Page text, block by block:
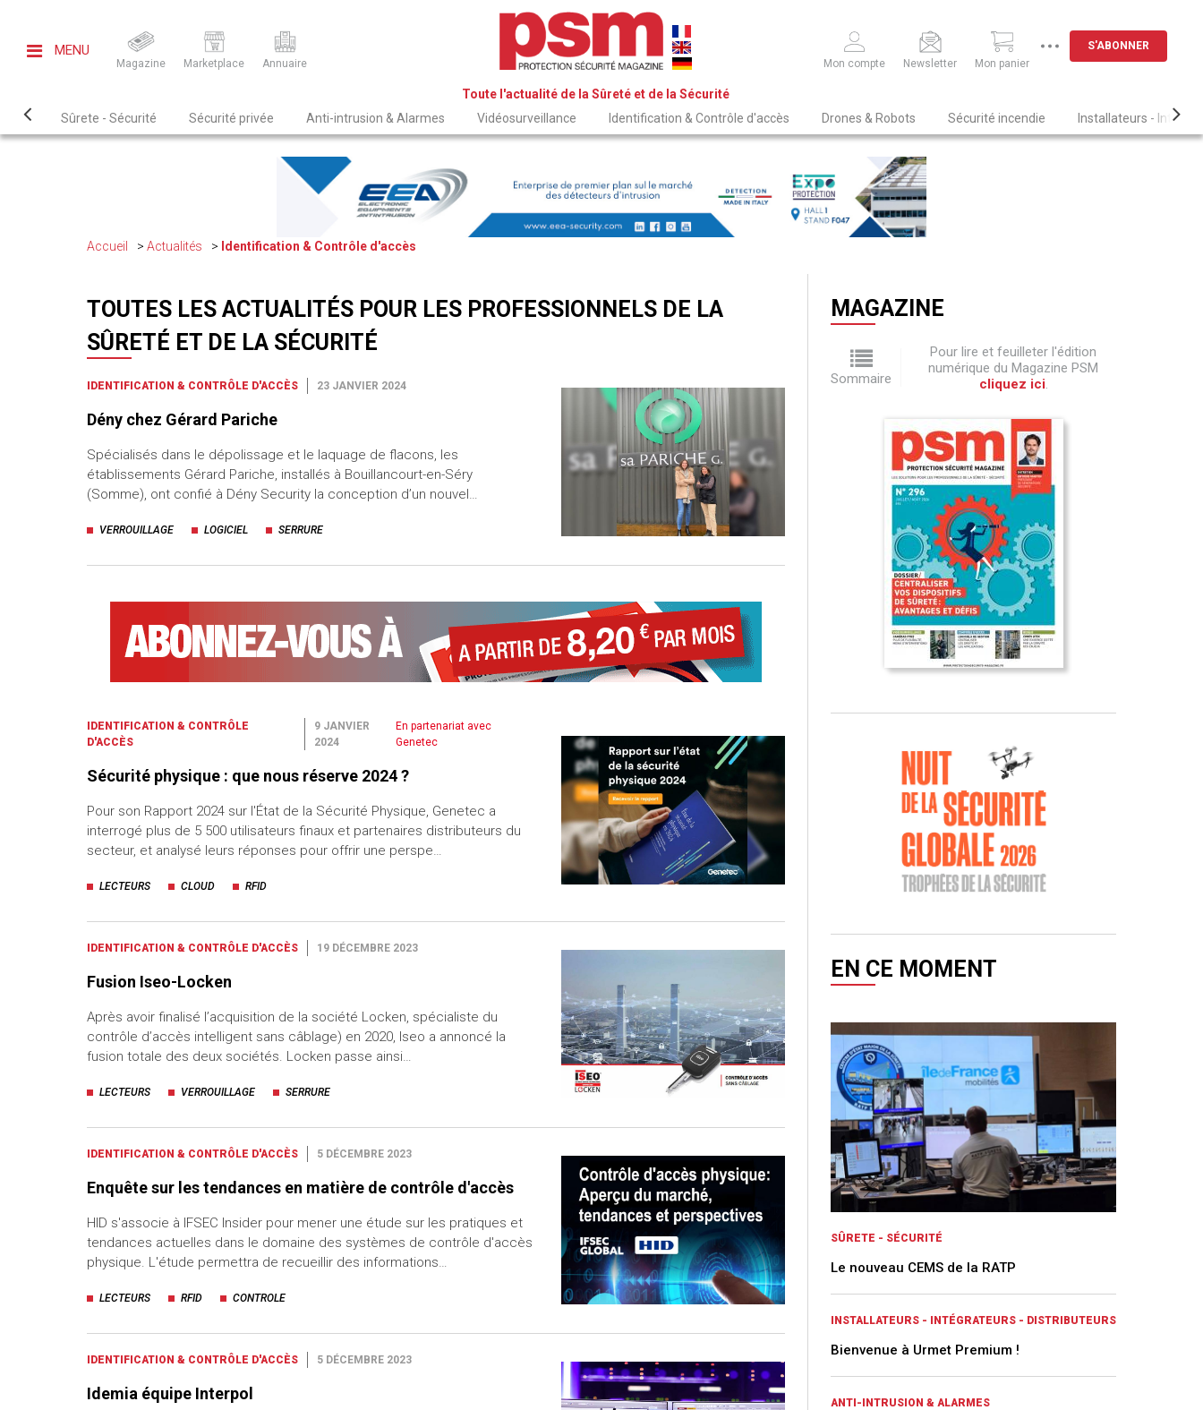
MENU
Magazine Marketplace Annuaire
Toute l'actualité de la Sûreté et de la Sécurité
Mon compte Newsletter Mon panier
S'ABONNER
Sûrete - Sécurité Sécurité privée Anti-intrusion & Alarmes Vidéosurveillance Identification & Contrôle d'accès Drones & Robots Sécurité incendie Installateurs -
Accueil Actualités Identification & Contrôle d'accès
TOUTES LES ACTUALITÉS POUR LES PROFESSIONNELS DE LA
SÛRETÉ ET DE LA SÉCURITÉ
IDENTIFICATION & CONTRÔLE D'ACCÈS 23 JANVIER 2024
Dény chez Gérard Pariche
Spécialisés dans le dépolissage et le laquage de flacons, les
établissements Gérard Pariche, installés à Bouillancourt-en-Séry
(Somme), ont confié à Dény Security la conception d’un nouvel…
VERROUILLAGE LOGICIEL SERRURE
IDENTIFICATION & CONTRÔLE
D'ACCÈS
9 JANVIER
2024
En partenariat avec
Genetec
Sécurité physique : que nous réserve 2024 ?
Pour son Rapport 2024 sur l'État de la Sécurité Physique, Genetec a
interrogé plus de 5 500 utilisateurs finaux et partenaires distributeurs du
secteur, et analysé leurs réponses pour offrir une perspe…
LECTEURS CLOUD RFID
IDENTIFICATION & CONTRÔLE D'ACCÈS 19 DÉCEMBRE 2023
Fusion Iseo-Locken
Après avoir finalisé l’acquisition de la société Locken, spécialiste du
contrôle d’accès intelligent sans câblage) en 2020, Iseo a annoncé la
fusion totale des deux sociétés. Locken passe ainsi…
LECTEURS VERROUILLAGE SERRURE
IDENTIFICATION & CONTRÔLE D'ACCÈS 5 DÉCEMBRE 2023
Enquête sur les tendances en matière de contrôle d'accès
HID s'associe à IFSEC Insider pour mener une étude sur les pratiques et
tendances actuelles dans le domaine des systèmes de contrôle d'accès
physique. L'étude permettra de recueillir des informations…
LECTEURS RFID CONTROLE
IDENTIFICATION & CONTRÔLE D'ACCÈS 5 DÉCEMBRE 2023
Idemia équipe Interpol
MAGAZINE
Sommaire
Pour lire et feuilleter l'édition
numérique du Magazine PSM
cliquez ici.
EN CE MOMENT
SÛRETE - SÉCURITÉ
Le nouveau CEMS de la RATP
INSTALLATEURS - INTÉGRATEURS - DISTRIBUTEURS
Bienvenue à Urmet Premium !
ANTI-INTRUSION & ALARMES